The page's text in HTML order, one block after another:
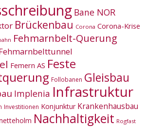
Bane NOR
Brückenbau Corona Corona-Krise
Fehmarnbelt-Querung
Femern AS Feste
Follobanen Gleisbau
Implenia Infrastruktur
Investitionen Konjunktur Krankenhausbau
Nachhaltigkeit Rogfast